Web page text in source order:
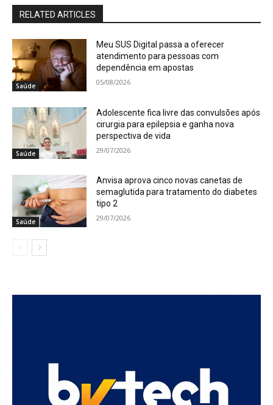
RELATED ARTICLES
Saúde
Meu SUS Digital passa a oferecer
atendimento para pessoas com
dependência em apostas
05/08/2026
Saúde
Adolescente fica livre das convulsões após
cirurgia para epilepsia e ganha nova
perspectiva de vida
29/07/2026
Saúde
Anvisa aprova cinco novas canetas de
semaglutida para tratamento do diabetes
tipo 2
29/07/2026